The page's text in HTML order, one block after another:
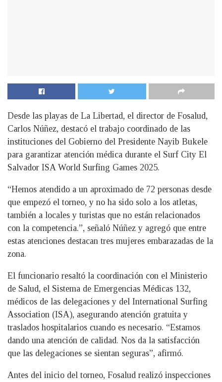
Desde las playas de La Libertad, el director de Fosalud,
Carlos Núñez, destacó el trabajo coordinado de las
instituciones del Gobierno del Presidente Nayib Bukele
para garantizar atención médica durante el Surf City El
Salvador ISA World Surfing Games 2025.
“Hemos atendido a un aproximado de 72 personas desde
que empezó el torneo, y no ha sido solo a los atletas,
también a locales y turistas que no están relacionados
con la competencia.”, señaló Núñez y agregó que entre
estas atenciones destacan tres mujeres embarazadas de la
zona.
El funcionario resaltó la coordinación con el Ministerio
de Salud, el Sistema de Emergencias Médicas 132,
médicos de las delegaciones y del International Surfing
Association (ISA), asegurando atención gratuita y
traslados hospitalarios cuando es necesario. “Estamos
dando una atención de calidad. Nos da la satisfacción
que las delegaciones se sientan seguras”, afirmó.
Antes del inicio del torneo, Fosalud realizó inspecciones